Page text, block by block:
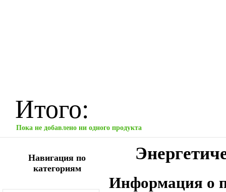
Итого:
Пока не добавлено ни одного продукта
Навигация по
категориям
Информация о